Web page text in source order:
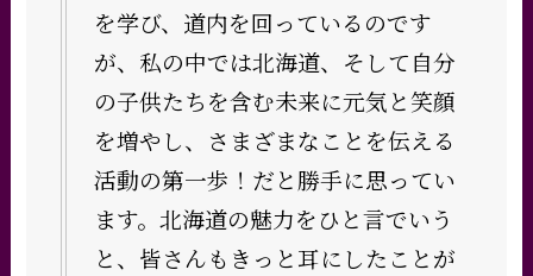
を学び、道内を回っているのです
が、私の中では北海道、そして自分
の子供たちを含む未来に元気と笑顔
を増やし、さまざまなことを伝える
活動の第一歩！だと勝手に思ってい
ます。北海道の魅力をひと言でいう
と、皆さんもきっと耳にしたことが